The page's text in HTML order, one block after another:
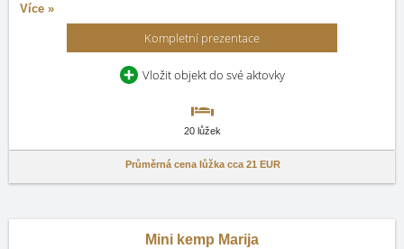
Více »
Kompletní prezentace
Vložit objekt do své aktovky
20 lůžek
Průměrná cena lůžka cca 21 EUR
Mini kemp Marija